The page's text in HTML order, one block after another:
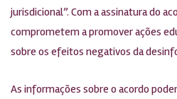
jurisdicional”. Com a assinatura do
comprometem a promover ações
sobre os efeitos negativos da
As informações sobre o acordo